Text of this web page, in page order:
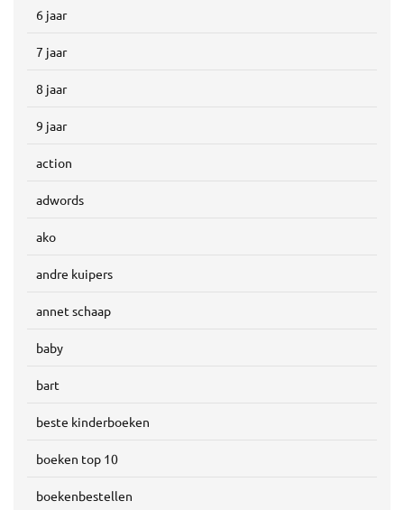
6 jaar
7 jaar
8 jaar
9 jaar
action
adwords
ako
andre kuipers
annet schaap
baby
bart
beste kinderboeken
boeken top 10
boekenbestellen